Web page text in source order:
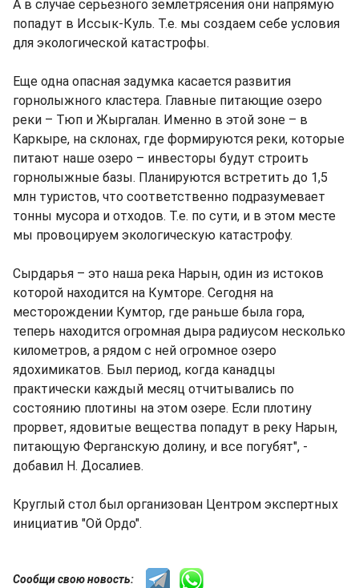
А в случае серьезного землетрясения они напрямую
попадут в Иссык-Куль. Т.е. мы создаем себе условия
для экологической катастрофы.
Еще одна опасная задумка касается развития
горнолыжного кластера. Главные питающие озеро
реки – Тюп и Жыргалан. Именно в этой зоне – в
Каркыре, на склонах, где формируются реки, которые
питают наше озеро – инвесторы будут строить
горнолыжные базы. Планируются встретить до 1,5
млн туристов, что соответственно подразумевает
тонны мусора и отходов. Т.е. по сути, и в этом месте
мы провоцируем экологическую катастрофу.
Сырдарья – это наша река Нарын, один из истоков
которой находится на Кумторе. Сегодня на
месторождении Кумтор, где раньше была гора,
теперь находится огромная дыра радиусом несколько
километров, а рядом с ней огромное озеро
ядохимикатов. Был период, когда канадцы
практически каждый месяц отчитывались по
состоянию плотины на этом озере. Если плотину
прорвет, ядовитые вещества попадут в реку Нарын,
питающую Ферганскую долину, и все погубят", -
добавил Н. Досалиев.
Круглый стол был организован Центром экспертных
инициатив "Ой Ордо".
Сообщи свою новость: